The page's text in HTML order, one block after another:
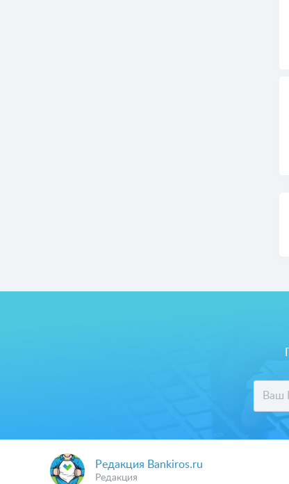
Редакция Bankiros.ru
Редакция